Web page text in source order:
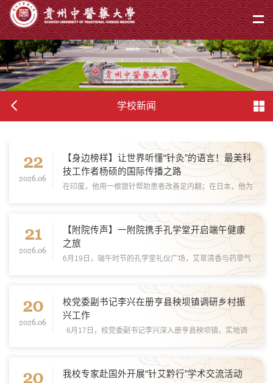
学校新闻
22
2026.06
【身边榜样】让世界听懂“针灸”的语言！最美科
技工作者杨硕的国际传播之路
在印度，他用一根银针帮助患者改善足内翻；在日本，他为
痛患者施针……这是贵州中医药大学第二临床医学院副院
长、贵州中医药大学第二附属医院针灸康复科主...
21
2026.06
【附院传声】一附院携手孔学堂开启端午健康
之旅
6月19日，端午时节的孔学堂礼仪广场，艾草清香与药草气
台沿广场依次排开，身着汉服的医护人员穿梭其间，银针、
艾条在广袖间流转，一场融合中医问诊、游园打...
20
2026.06
校党委副书记李兴在册亨县秧坝镇调研乡村振
兴工作
6月17日，校党委副书记李兴深入册亨县秧坝镇，实地调
我校定点帮扶的秧坝镇秧望村、伟帮村、坝朝村，与驻村第
一书记、村支“两委”座谈交流，认真听取各驻...
20 我校专家赴国外开展“针艾黔行”学术交流活动